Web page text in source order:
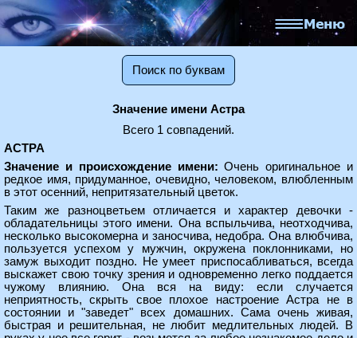
Поиск по буквам
Значение имени Астра
Всего 1 совпадений.
АСТРА
Значение и происхождение имени: Очень оригинальное и
редкое имя, придуманное, очевидно, человеком, влюбленным
в этот осенний, непритязательный цветок.
Таким же разноцветьем отличается и характер девочки -
обладательницы этого имени. Она вспыльчива, неотходчива,
несколько высокомерна и заносчива, недобра. Она влюбчива,
пользуется успехом у мужчин, окружена поклонниками, но
замуж выходит поздно. Не умеет приспосабливаться, всегда
выскажет свою точку зрения и одновременно легко поддается
чужому влиянию. Она вся на виду: если случается
неприятность, скрыть свое плохое настроение Астра не в
состоянии и "заведет" всех домашних. Сама очень живая,
быстрая и решительная, не любит медлительных людей. В